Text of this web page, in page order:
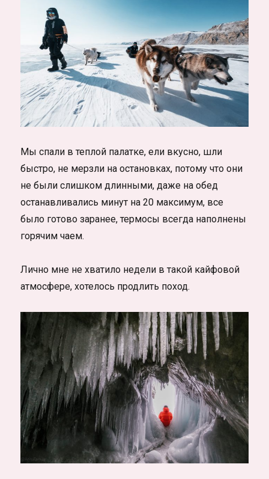
Мы спали в теплой палатке, ели вкусно, шли
быстро, не мерзли на остановках, потому что они
не были слишком длинными, даже на обед
останавливались минут на 20 максимум, все
было готово заранее, термосы всегда наполнены
горячим чаем.
Лично мне не хватило недели в такой кайфовой
атмосфере, хотелось продлить поход.